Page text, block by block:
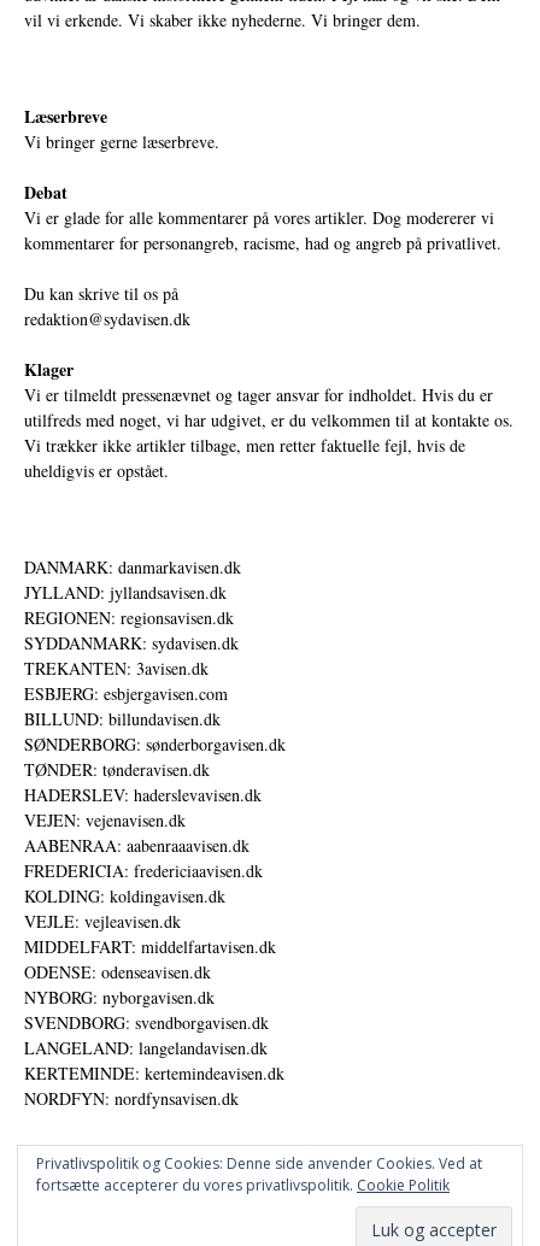
vil vi erkende. Vi skaber ikke nyhederne. Vi bringer dem.
Læserbreve
Vi bringer gerne læserbreve.
Debat
Vi er glade for alle kommentarer på vores artikler. Dog modererer vi
kommentarer for personangreb, racisme, had og angreb på privatlivet.
Du kan skrive til os på
redaktion@sydavisen.dk
Klager
Vi er tilmeldt pressenævnet og tager ansvar for indholdet. Hvis du er
utilfreds med noget, vi har udgivet, er du velkommen til at kontakte os.
Vi trækker ikke artikler tilbage, men retter faktuelle fejl, hvis de
uheldigvis er opstået.
DANMARK: danmarkavisen.dk
JYLLAND: jyllandsavisen.dk
REGIONEN: regionsavisen.dk
SYDDANMARK: sydavisen.dk
TREKANTEN: 3avisen.dk
ESBJERG: esbjergavisen.com
BILLUND: billundavisen.dk
SØNDERBORG: sønderborgavisen.dk
TØNDER: tønderavisen.dk
HADERSLEV: haderslevavisen.dk
VEJEN: vejenavisen.dk
AABENRAA: aabenraaavisen.dk
FREDERICIA: fredericiaavisen.dk
KOLDING: koldingavisen.dk
VEJLE: vejleavisen.dk
MIDDELFART: middelfartavisen.dk
ODENSE: odenseavisen.dk
NYBORG: nyborgavisen.dk
SVENDBORG: svendborgavisen.dk
LANGELAND: langelandavisen.dk
KERTEMINDE: kertemindeavisen.dk
NORDFYN: nordfynsavisen.dk
Privatlivspolitik og Cookies: Denne side anvender Cookies. Ved at
fortsætte accepterer du vores privatlivspolitik. Cookie Politik